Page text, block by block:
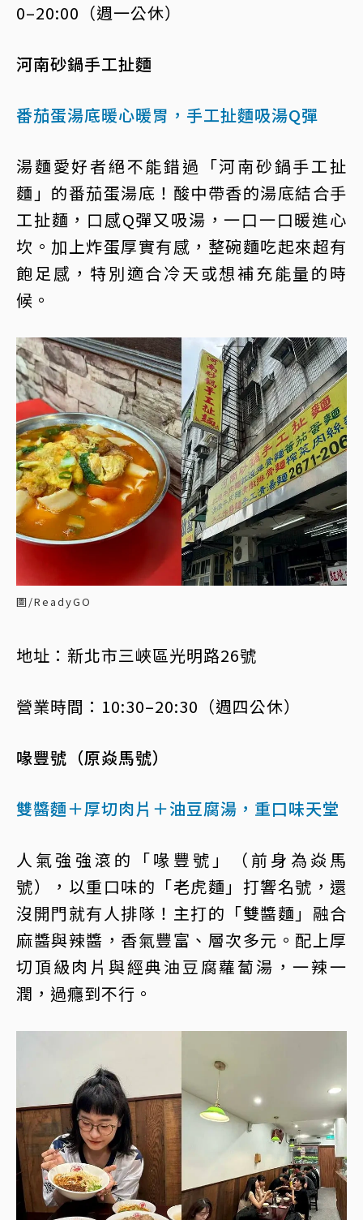
0–20:00（週一公休）
河南砂鍋手工扯麵
番茄蛋湯底暖心暖胃，手工扯麵吸湯Q彈
湯麵愛好者絕不能錯過「河南砂鍋手工扯
麵」的番茄蛋湯底！酸中帶香的湯底結合手
工扯麵，口感Q彈又吸湯，一口一口暖進心
坎。加上炸蛋厚實有感，整碗麵吃起來超有
飽足感，特別適合冷天或想補充能量的時
候。
圖/ReadyGO
地址：新北市三峽區光明路26號
營業時間：10:30–20:30（週四公休）
喙豐號（原焱馬號）
雙醬麵＋厚切肉片＋油豆腐湯，重口味天堂
人氣強強滾的「喙豐號」（前身為焱馬
號），以重口味的「老虎麵」打響名號，還
沒開門就有人排隊！主打的「雙醬麵」融合
麻醬與辣醬，香氣豐富、層次多元。配上厚
切頂級肉片與經典油豆腐蘿蔔湯，一辣一
潤，過癮到不行。